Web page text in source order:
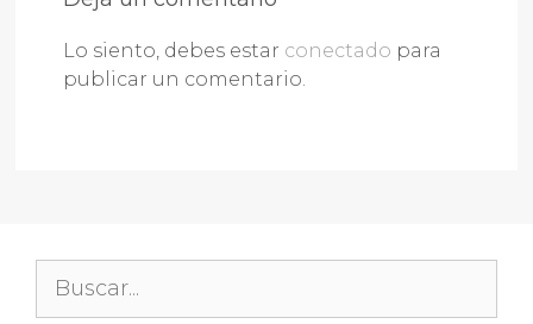
Lo siento, debes estar conectado para
publicar un comentario.